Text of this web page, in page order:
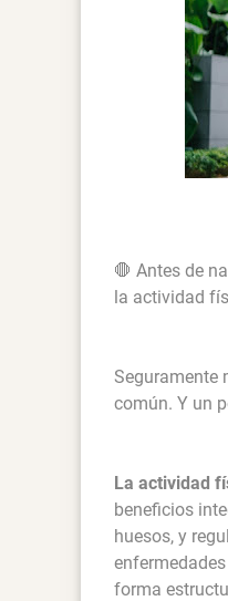
🛑 Antes de
la actividad
Seguramente
común. Y un
La actividad
beneficios
huesos, y
forma